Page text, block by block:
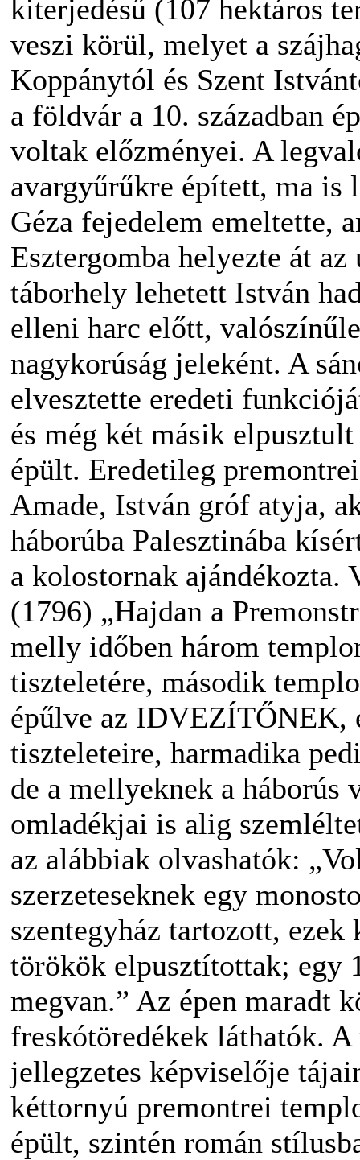
kiterjedésű (107 hektáros
veszi körül, melyet a
Koppánytól és Szent
a földvár a 10. században
voltak előzményei. A
avargyűrűkre épített, ma is
Géza fejedelem emeltette,
Esztergomba helyezte át
táborhely lehetett István
elleni harc előtt,
nagykorúság jeleként. A
elvesztette eredeti
és még két másik
épült. Eredetileg
Amade, István gróf atyja,
háborúba Palesztinába
a kolostornak ajándékozta.
(1796) „Hajdan a
melly időben három
tiszteletére, második
épűlve az IDVEZÍTŐNEK,
tiszteleteire, harmadika
de a mellyeknek a háborús
omladékjai is alig
az alábbiak olvashatók:
szerzeteseknek egy
szentegyház tartozott,
törökök elpusztítottak; egy
megvan.” Az épen maradt
freskótöredékek láthatók.
jellegzetes képviselője
kéttornyú premontrei
épült, szintén román